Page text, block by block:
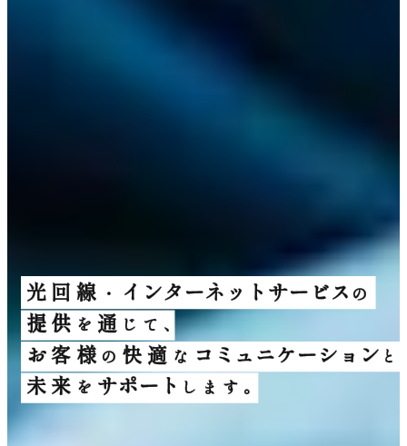
光 回 線 ・ イ ンターネ ッ ト サー ビスの
提 供 を 通 じ て 、
お客 様 の 快適 な コ ミ ュニケーシ ョ ン と
未 来 を サポー ト し ま す 。